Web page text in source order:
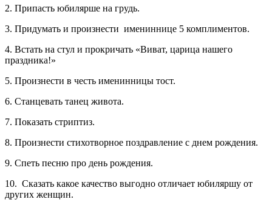
2. Припасть юбилярше на грудь.
3. Придумать и произнести имениннице 5 комплиментов.
4. Встать на стул и прокричать «Виват, царица нашего
праздника!»
5. Произнести в честь именинницы тост.
6. Станцевать танец живота.
7. Показать стриптиз.
8. Произнести стихотворное поздравление с днем рождения.
9. Спеть песню про день рождения.
10. Сказать какое качество выгодно отличает юбиляршу от
других женщин.